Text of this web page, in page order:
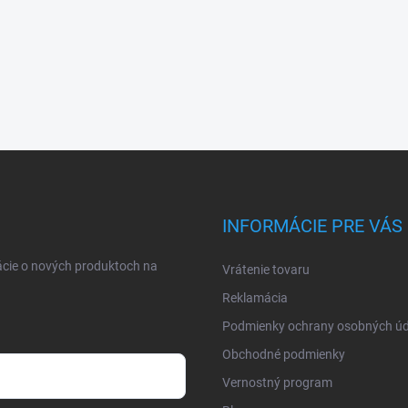
o nových produktoch na
INFORMÁCIE PRE VÁS
Vrátenie tovaru
Reklamácia
Podmienky ochrany osobných
Obchodné podmienky
Vernostný program